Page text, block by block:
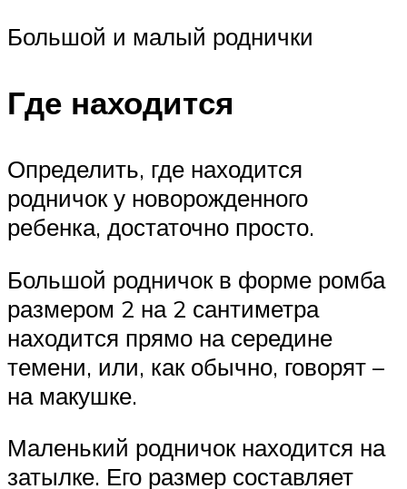
Большой и малый роднички
Где находится
Определить, где находится
родничок у новорожденного
ребенка, достаточно просто.
Большой родничок в форме ромба
размером 2 на 2 сантиметра
находится прямо на середине
темени, или, как обычно, говорят –
на макушке.
Маленький родничок находится на
затылке. Его размер составляет